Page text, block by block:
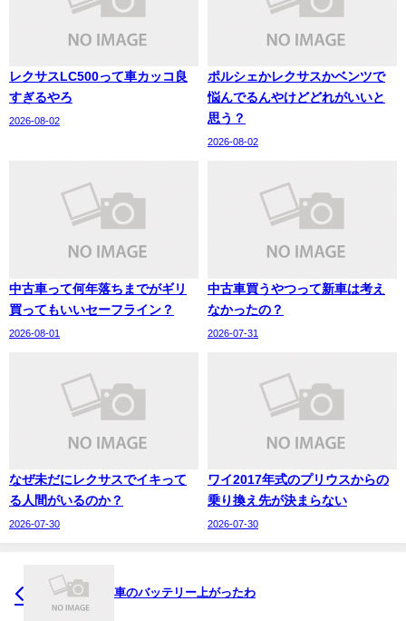
レクサスLC500って車カッコ良
すぎるやろ
2026-08-02
ポルシェかレクサスかベンツで
悩んでるんやけどどれがいいと
思う？
2026-08-02
中古車って何年落ちまでがギリ
買ってもいいセーフライン？
2026-08-01
中古車買うやつって新車は考え
なかったの？
2026-07-31
なぜ未だにレクサスでイキって
る人間がいるのか？
2026-07-30
ワイ2017年式のプリウスからの
乗り換え先が決まらない
2026-07-30
車のバッテリー上がったわ